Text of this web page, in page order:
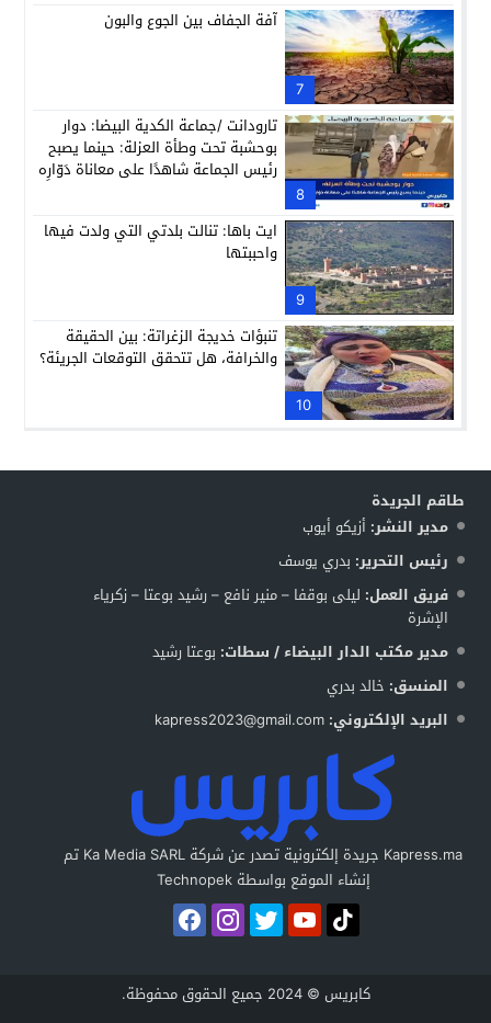
7
آفة الجفاف بين الجوع والبون
8
تارودانت /جماعة الكدية البيضا: دوار
بوحشبة تحت وطأة العزلة: حينما يصبح
رئيس الجماعة شاهدًا على معاناة دَوّارِه
9
ايت باها: تنالت بلدتي التي ولدت فيها
واحببتها
10
تنبؤات خديجة الزغراتة: بين الحقيقة
والخرافة، هل تتحقق التوقعات الجريئة؟
طاقم الجريدة
مدير النشر: أزيكو أيوب
رئيس التحرير: بدري يوسف
فريق العمل: ليلى بوقفا – منير نافع – رشيد بوعتا – زكرياء
الإشرة
مدير مكتب الدار البيضاء / سطات: بوعتا رشيد
المنسق: خالد بدري
البريد الإلكتروني: kapress2023@gmail.com
Kapress.ma جريدة إلكترونية تصدر عن شركة Ka Media SARL تم
إنشاء الموقع بواسطة Technopek
كابريس © 2024 جميع الحقوق محفوظة.